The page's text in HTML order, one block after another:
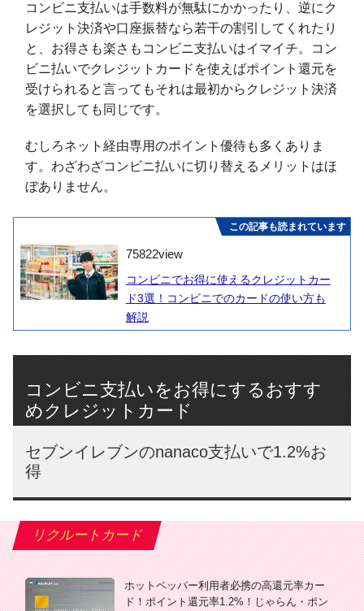
コンビニ支払いは手数料が無駄にかかったり、逆にク
レジット決済や口座振替なら若干の割引してくれたり
と、お得さも楽さもコンビニ支払いはイマイチ。コン
ビニ払いでクレジットカードを使えばポイント還元を
受けられると言ってもそれは最初からクレジット決済
を選択しても同じです。
むしろネット経由専用のポイント優待も多くありま
す。わざわざコンビニ払いに切り替えるメリットはほ
ぼありません。
この記事も読まれています
75822view
コンビニでお得に使えるクレジットカー
ド3選！コンビニでのカードの使い方も
解説
コンビニ支払いをお得にするおすす
めクレジットカード
セブンイレブンのnanaco支払いで1.2%お
得
リクルートカード
ホットペッパー利用者必携の高還元率カー
ド！ポイント還元率1.2%！じゃらん・ポン